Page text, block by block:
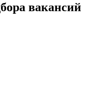
вакансий